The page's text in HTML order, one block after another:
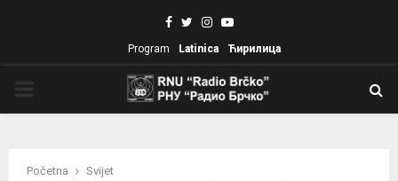
Facebook
TwitterInstagram
Youtube
Program Latinica Ћирилица
Početna
Svijet